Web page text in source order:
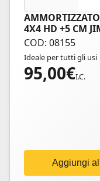
4X4 HD +5 CM
COD: 08155
Ideale per tutti gli usi
95,00€I.C.
Aggiungi